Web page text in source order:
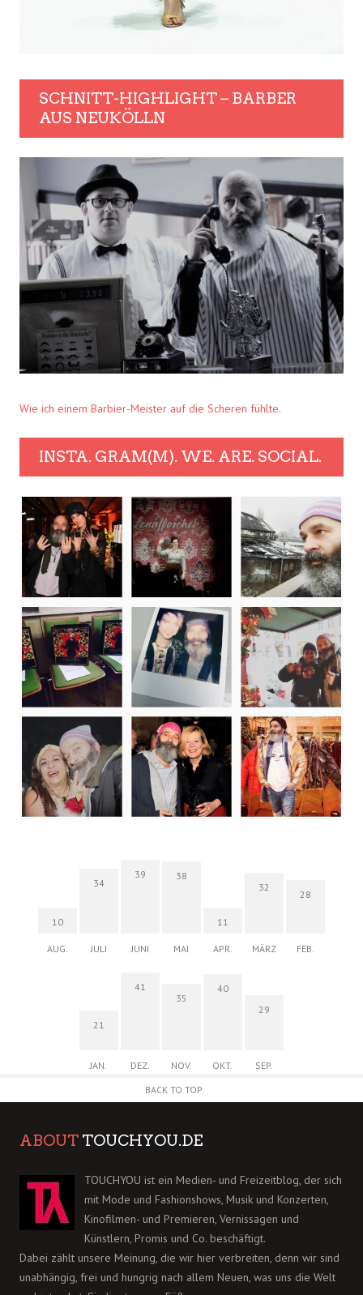
SCHNITT-HIGHLIGHT – BARBER
AUS NEUKÖLLN
Wie ich einem Barbier-Meister auf die Scheren fühlte.
INSTA. GRAM(M). WE. ARE. SOCIAL.
10
AUG.
34
JULI
39
JUNI
38
MAI
11
APR.
32
MÄRZ
28
FEB.
21
JAN.
41
DEZ.
35
NOV.
40
OKT.
29
SEP.
BACK TO TOP
ABOUT TOUCHYOU.DE
TOUCHYOU ist ein Medien- und Freizeitblog, der sich
mit Mode und Fashionshows, Musik und Konzerten,
Kinofilmen- und Premieren, Vernissagen und
Künstlern, Promis und Co. beschäftigt.
Dabei zählt unsere Meinung, die wir hier verbreiten, denn wir sind
unabhängig, frei und hungrig nach allem Neuen, was uns die Welt